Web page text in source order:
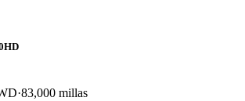
83,000 millas